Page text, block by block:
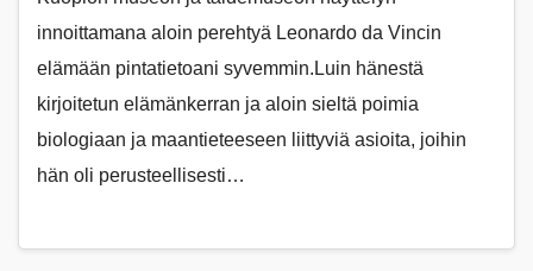
innoittamana aloin perehtyä Leonardo da Vincin
elämään pintatietoani syvemmin.Luin hänestä
kirjoitetun elämänkerran ja aloin sieltä poimia
biologiaan ja maantieteeseen liittyviä asioita, joihin
hän oli perusteellisesti…